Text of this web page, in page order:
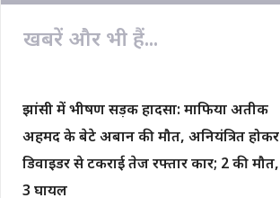
खबरें और भी हैं...
झांसी में भीषण सड़क हादसा: माफिया अतीक
अहमद के बेटे अबान की मौत, अनियंत्रित होकर
डिवाइडर से टकराई तेज रफ्तार कार; 2 की मौत,
3 घायल